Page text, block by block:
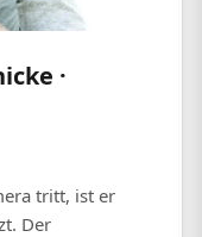
·
tritt, ist er
Der